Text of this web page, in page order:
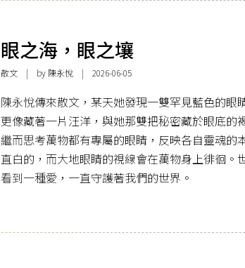
眼之海，眼之壤
散文 | by 陳永悅 | 2026-06-05
陳永悅傳來散文，某天她發現一雙罕見藍色的眼
更像藏著一片汪洋，與她那雙把秘密藏於眼底的
繼而思考萬物都有專屬的眼睛，反映各自靈魂的
直白的，而大地眼睛的視線會在萬物身上徘徊。
看到一種愛，一直守護著我們的世界。